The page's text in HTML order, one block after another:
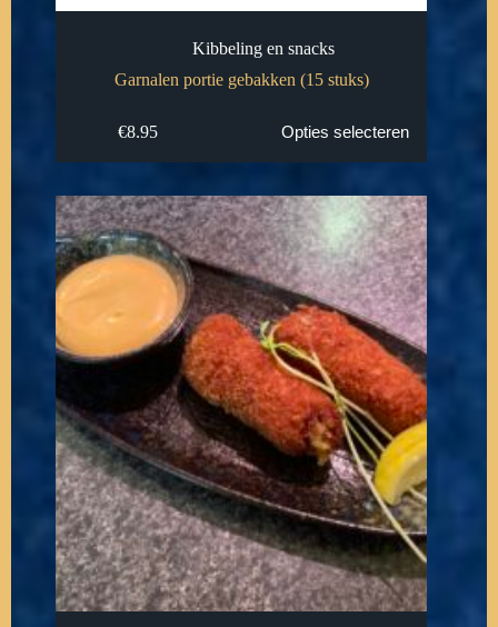
Kibbeling en snacks
Garnalen portie gebakken (15 stuks)
€8.95 Opties selecteren